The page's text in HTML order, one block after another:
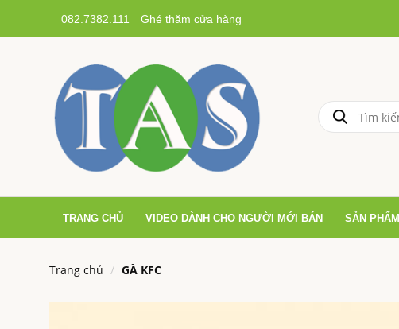
082.7382.111 Ghé thăm cửa hàng
TRANG CHỦ VIDEO DÀNH CHO NGƯỜI MỚI BÁN SẢN PHẨM
Trang chủ GÀ KFC